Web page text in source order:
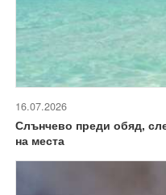
16.07.2026
Слънчево преди обяд,
на места